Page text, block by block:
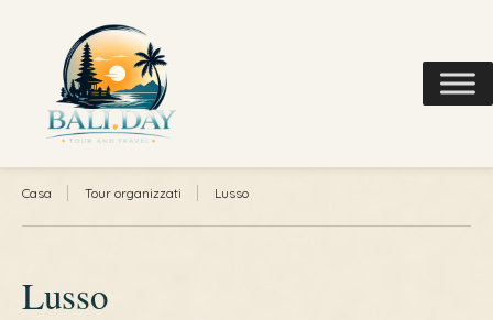
Casa Tour organizzati Lusso
Lusso